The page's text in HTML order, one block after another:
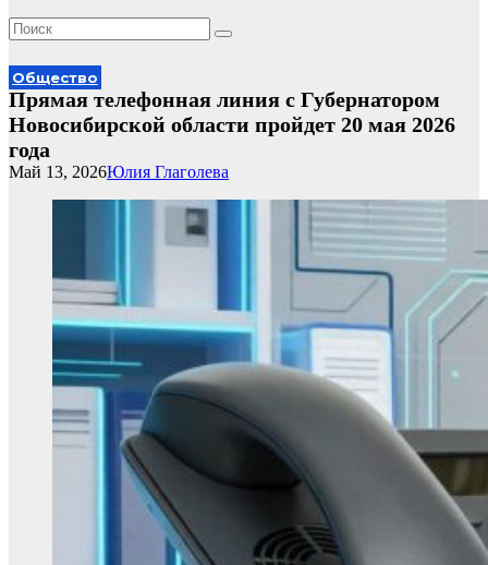
Общество
Прямая телефонная линия с Губернатором
Новосибирской области пройдет 20 мая 2026
года
Юлия Глаголева
Май 13, 2026